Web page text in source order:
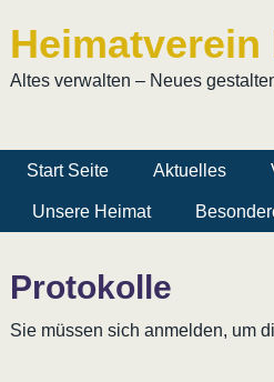
Heimatverein
Altes verwalten – Neues
Start Seite Aktuelles
Unsere Heimat
Protokolle
Sie müssen sich anmelden, um